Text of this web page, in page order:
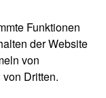
Funktionen
der Website
von
Dritten.